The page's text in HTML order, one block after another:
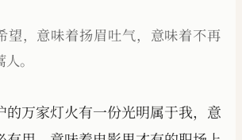
望，意味着扬眉吐气，意味着不再
。
的万家灯火有一份光明属于我，意